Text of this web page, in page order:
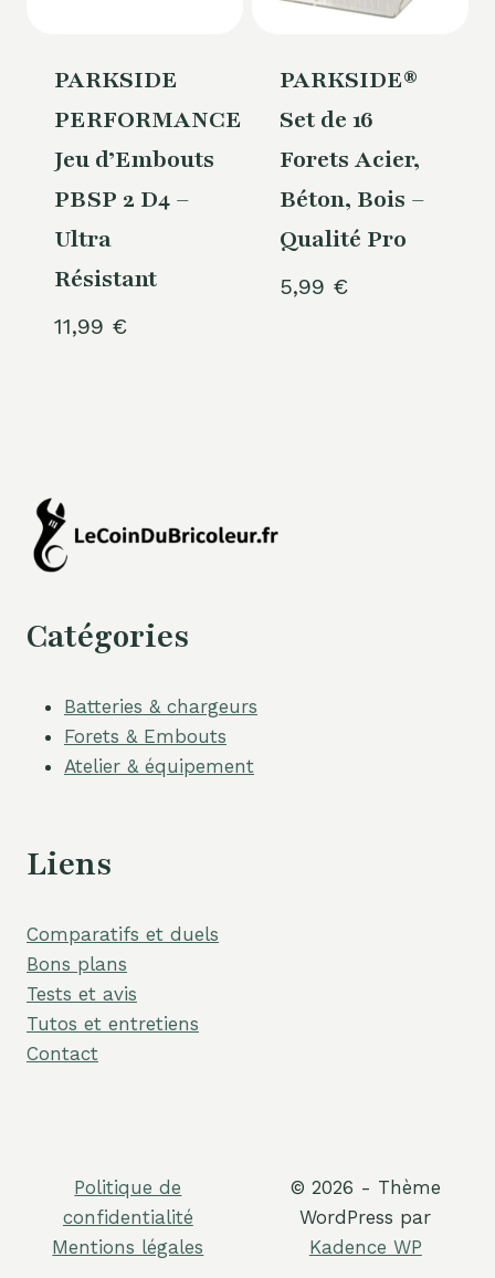
PARKSIDE
PERFORMANCE
Jeu d’Embouts
PBSP 2 D4 –
Ultra
Résistant
11,99 €
PARKSIDE®
Set de 16
Forets Acier,
Béton, Bois –
Qualité Pro
5,99 €
Catégories
Batteries & chargeurs
Forets & Embouts
Atelier & équipement
Liens
Comparatifs et duels
Bons plans
Tests et avis
Tutos et entretiens
Contact
Politique de
confidentialité
Mentions légales
© 2026 - Thème
WordPress par
Kadence WP